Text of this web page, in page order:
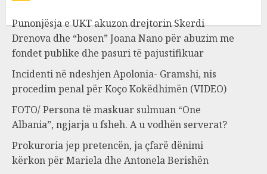
Punonjësja e UKT akuzon drejtorin Skerdi
Drenova dhe “bosen” Joana Nano për abuzim me
fondet publike dhe pasuri të pajustifikuar
Incidenti në ndeshjen Apolonia- Gramshi, nis
procedim penal për Koço Kokëdhimën (VIDEO)
FOTO/ Persona të maskuar sulmuan “One
Albania”, ngjarja u fsheh. A u vodhën serverat?
Prokuroria jep pretencën, ja çfarë dënimi
kërkon për Mariela dhe Antonela Berishën